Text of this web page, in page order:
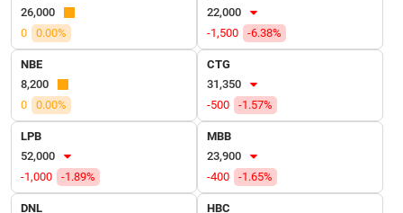
26,000
0
0.00%
22,000
-1,500
-6.38%
NBE
8,200
0
0.00%
CTG
31,350
-500
-1.57%
LPB
52,000
-1,000
-1.89%
MBB
23,900
-400
-1.65%
DNL
HBC
TIỆN
ÍCH
BẤT
ĐỘNG
SẢN